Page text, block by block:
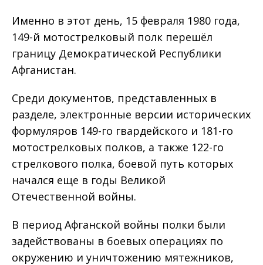
Именно в этот день, 15 февраля 1980 года,
149-й мотострелковый полк перешёл
границу Демократической Республики
Афганистан.
Среди документов, представленных в
разделе, электронные версии исторических
формуляров 149-го гвардейского и 181-го
мотострелковых полков, а также 122-го
стрелкового полка, боевой путь которых
начался еще в годы Великой
Отечественной войны.
В период Афганской войны полки были
задействованы в боевых операциях по
окружению и уничтожению мятежников,